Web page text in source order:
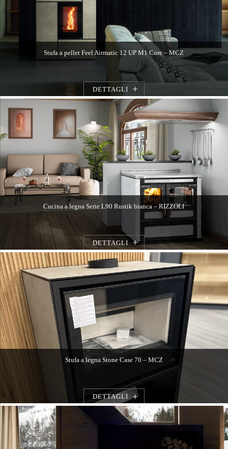
Stufa a pellet Feel Airmatic 12 UP M1 Core – MCZ
DETTAGLI
Cucina a legna Serie L90 Rustik bianca – RIZZOLI
DETTAGLI
Stufa a legna Stone Case 70 – MCZ
DETTAGLI